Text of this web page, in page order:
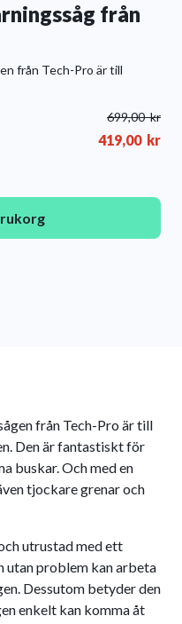
från
från Tech-Pro är till
699,00kr
419,00 kr
från Tech-Pro är till
Den är fantastiskt för
buskar. Och med en
tjockare grenar och
utrustad med ett
utan problem kan arbeta
Dessutom betyder den
enkelt kan komma åt